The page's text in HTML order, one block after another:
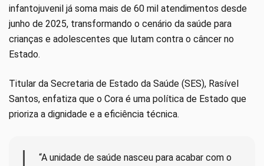
infantojuvenil já soma mais de 60 mil atendimentos desde
junho de 2025, transformando o cenário da saúde para
crianças e adolescentes que lutam contra o câncer no
Estado.
Titular da Secretaria de Estado da Saúde (SES), Rasível
Santos, enfatiza que o Cora é uma política de Estado que
prioriza a dignidade e a eficiência técnica.
“A unidade de saúde nasceu para acabar com o